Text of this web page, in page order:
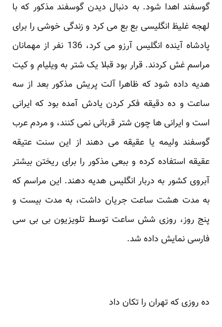
گوسفند اهدا شود. به دنبال دیدن گوسفند مذکور که با
لهجه غلیظ انگلیسی بع بع می کرد و زندگی خوشی را برای
پادشاه آینده انگلیس آرزو می کرد، 136 نفر از مهمانان
مراسم غش کردند. قرار بود قبلا یک شتر به ویلیام و کیت
هدیه داده شود که ظاهرا آلت پریش مذکور بعد از سه
ساعت و ده دقیقه فکر کردن یادش آمده بود که ایرانی
است و ایرانی ها چون شتر قربانی نمی کنند، و مردم عرب
گوسفند ولیمه یا عقیقه می دهند از این سنت عتیقه
عقیقه استفاده کرده و ببعی مذکور را برای ریختن بیشتر
آبروی کشور به دربار انگلیس هدیه دهند. این مراسم که
به مدت هشت ساعت جریان داشت، به مدت بیست و
پنج روز، روزی شش ساعت توسط تلویزیون بی بی سی
فارسی نمایش داده شد.
ده روزی که تهران را تکان داد